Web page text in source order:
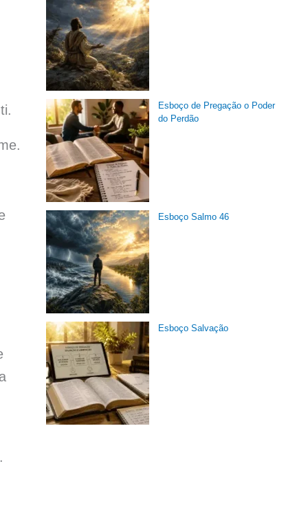
Esboço de Pregação o Poder
do Perdão
Esboço Salmo 46
Esboço Salvação